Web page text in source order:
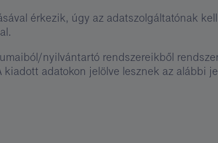
érkezik, úgy az adatszolgáltatónak
nyilvántartó rendszereikből
adatokon jelölve lesznek az alábbi